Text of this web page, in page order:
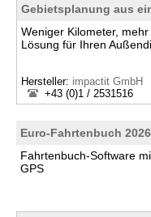
Gebietsplanung aus
Weniger Kilometer,
Lösung für Ihren
Hersteller: impactit GmbH
+43 (0)1 / 2531516
Euro-Fahrtenbuch 2026
Fahrtenbuch-Software
GPS